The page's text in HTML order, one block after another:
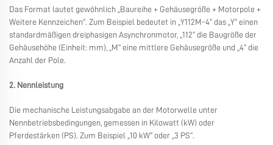
Das Format lautet gewöhnlich „Baureihe + Gehäusegröße + Motorpole +
Weitere Kennzeichen“. Zum Beispiel bedeutet in „Y112M-4“ das „Y“ einen
standardmäßigen dreiphasigen Asynchronmotor, „112“ die Baugröße der
Gehäusehöhe (Einheit: mm), „M“ eine mittlere Gehäusegröße und „4“ die
Anzahl der Pole.
2. Nennleistung
Die mechanische Leistungsabgabe an der Motorwelle unter
Nennbetriebsbedingungen, gemessen in Kilowatt (kW) oder
Pferdestärken (PS). Zum Beispiel „10 kW“ oder „3 PS“.